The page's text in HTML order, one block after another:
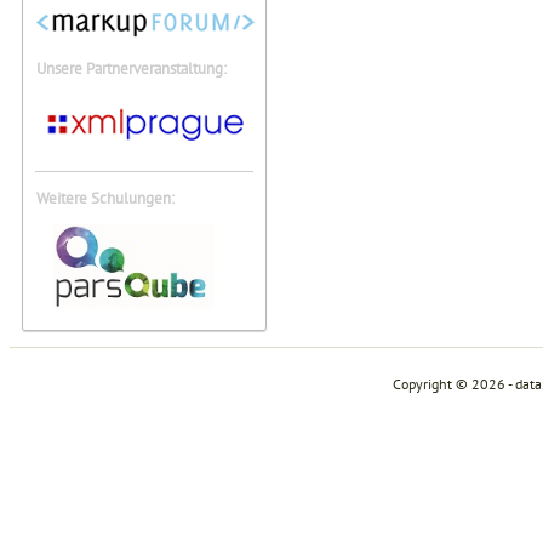
Unsere Partnerveranstaltung:
Weitere Schulungen:
Copyright © 2026 -